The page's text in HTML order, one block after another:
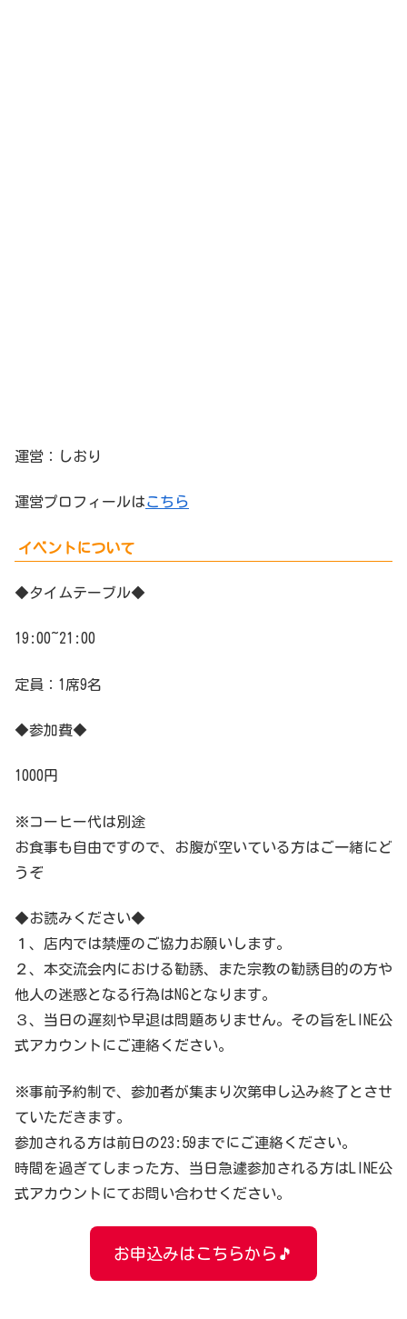
運営：しおり
運営プロフィールはこちら
イベントについて
◆タイムテーブル◆
19:00~21:00
定員：1席9名
◆参加費◆
1000円
※コーヒー代は別途
お食事も自由ですので、お腹が空いている方はご一緒にど
うぞ
◆お読みください◆
１、店内では禁煙のご協力お願いします。
２、本交流会内における勧誘、また宗教の勧誘目的の方や
他人の迷惑となる行為はNGとなります。
３、当日の遅刻や早退は問題ありません。その旨をLINE公
式アカウントにご連絡ください。
※事前予約制で、参加者が集まり次第申し込み終了とさせ
ていただきます。
参加される方は前日の23:59までにご連絡ください。
時間を過ぎてしまった方、当日急遽参加される方はLINE公
式アカウントにてお問い合わせください。
お申込みはこちらから🎵